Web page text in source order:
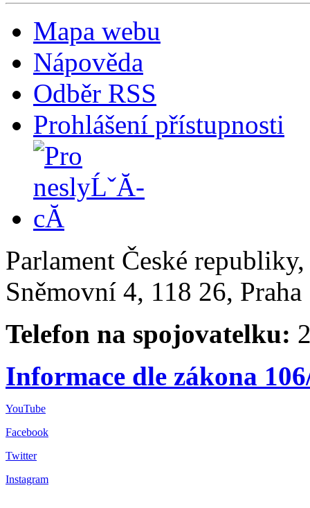
Mapa webu
Nápověda
Odběr RSS
Prohlášení přístupnosti
Parlament České
Sněmovní 4, 118 26,
Telefon na spojovatelku:
Informace dle zákona
YouTube
Facebook
Twitter
Instagram